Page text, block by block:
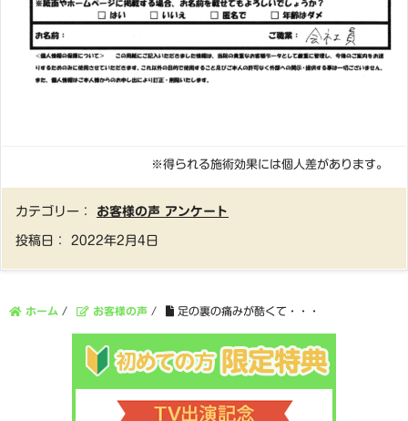
※得られる施術効果には個人差があります。
カテゴリー： お客様の声 アンケート
投稿日： 2022年2月4日
ホーム / お客様の声 / 足の裏の痛みが酷くて・・・